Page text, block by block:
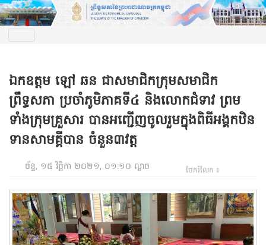
ឯកឧត្តម ឡៅ ឆន ជាសមាជិកក្រុមសមាជិក
ព្រឹទ្ធសភា ប្រចាំភូមិភាគទី៤ និងលោកជំទាវ ព្រម
ទាំងក្រុមគ្រួសារ បានអញ្ជើញចូលរួមក្នុងពិធីអង្គកឋិន
ទានសាមគ្គីបាន ចំនួន៣វត្ត
ច័ន្ទ, ១៥ វិច្ឆិកា ២០២១, ០១:១០ ល្ងាច ចែករំលែក ៖